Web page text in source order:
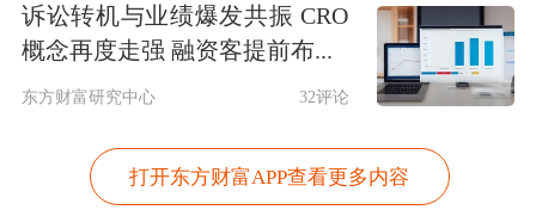
为外汇储备规模保持基本稳定提供支
民生银行首席经济学家温彬亦对财联社
记者表示，8月外储数据受汇率折算和
诉讼转机与业绩爆发共振 CRO
概念再度走强 融资客提前布...
东方财富研究中心 32评论
打开东方财富APP查看更多内容